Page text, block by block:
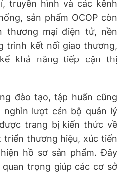
truyền hình và các kênh
sản phẩm OCOP còn
thương mại điện tử, nền
trình kết nối giao thương,
khả năng tiếp cận thị
đào tạo, tập huấn cũng
nghìn lượt cán bộ quản lý
trang bị kiến thức về
triển thương hiệu, xúc tiến
hồ sơ sản phẩm. Đây
trọng giúp các cơ sở